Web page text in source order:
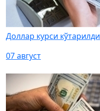
Доллар курси кўтарилди
07 август